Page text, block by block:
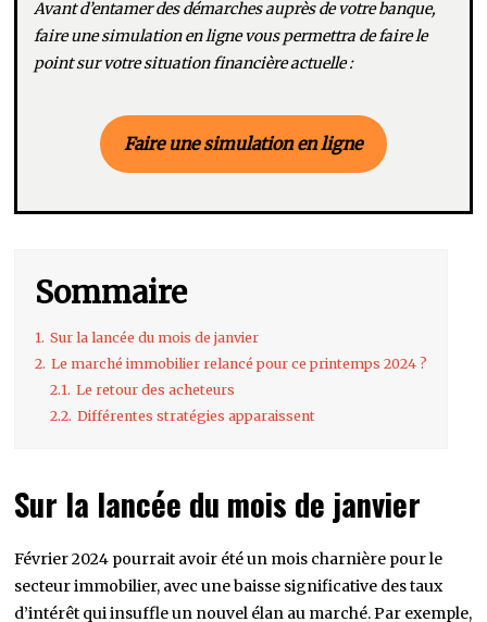
Avant d’entamer des démarches auprès de votre banque,
faire une simulation en ligne vous permettra de faire le
point sur votre situation financière actuelle :
Faire une simulation en ligne
Sommaire
1. Sur la lancée du mois de janvier
2. Le marché immobilier relancé pour ce printemps 2024 ?
2.1. Le retour des acheteurs
2.2. Différentes stratégies apparaissent
Sur la lancée du mois de janvier
Février 2024 pourrait avoir été un mois charnière pour le
secteur immobilier, avec une baisse significative des taux
d’intérêt qui insuffle un nouvel élan au marché. Par exemple,